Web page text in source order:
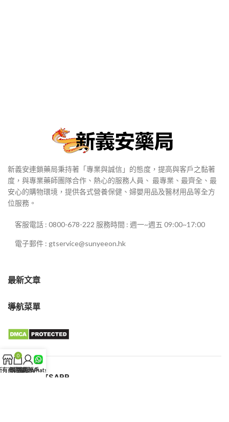
新義安連鎖藥局秉持著「專業與誠信」的態度，提高與客戶之黏著
度，與專業藥師團隊合作、熱心的服務人員、 最專業、最齊全、最
安心的購物環境，提供各式營養保健、婦嬰用品及醫材用品等全方
位服務。
客服電話 : 0800-678-222 服務時間 : 週一~週五 09:00~17:00
電子郵件 : gtservice@sunyeeon.hk
最新文章
導航菜單
客服WHATSAPP
有商品
0
購物車我的賬戶
客服WhatsApp